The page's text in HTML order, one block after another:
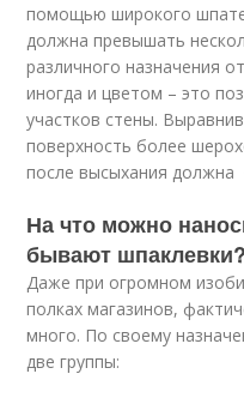
помощью широкого
должна превышать
различного назначения
иногда и цветом – это
участков стены.
поверхность более
после высыхания должна
На что можно
бывают шпаклевки?
Даже при огромном
полках магазинов,
много. По своему
две группы: